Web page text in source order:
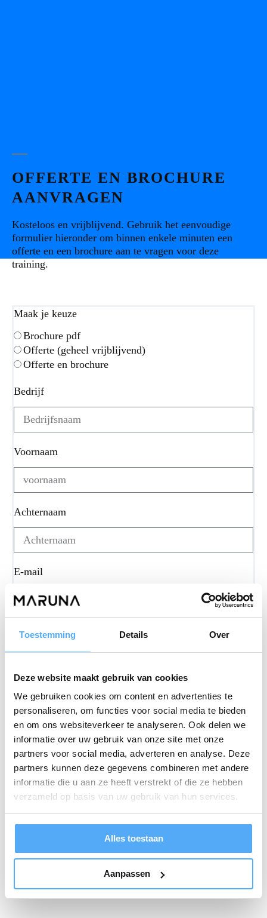
Toestemming Details Over
Deze website maakt gebruik van cookies
We gebruiken cookies om content en advertenties te
personaliseren, om functies voor social media te bieden
en om ons websiteverkeer te analyseren. Ook delen we
informatie over uw gebruik van onze site met onze
partners voor social media, adverteren en analyse. Deze
partners kunnen deze gegevens combineren met andere
informatie die u aan ze heeft verstrekt of die ze hebben
verzameld op basis van uw gebruik van hun services.
Alles toestaan
Aanpassen
OFFERTE EN BROCHURE
AANVRAGEN
Kosteloos en vrijblijvend. Gebruik het eenvoudige
formulier hieronder om binnen enkele minuten een
offerte en een brochure aan te vragen voor deze
training.
Maak je keuze
Brochure pdf
Offerte (geheel vrijblijvend)
Offerte en brochure
Bedrijf
Voornaam
Achternaam
E-mail
Telefoonnummer
Heb je nog aanvullende vragen of opmerkingen?
AANVRAAG VERSTUREN